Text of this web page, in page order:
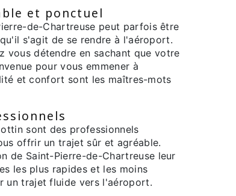
et ponctuel
de-Chartreuse peut parfois être
s'agit de se rendre à l'aéroport.
vous détendre en sachant que votre
pour vous emmener à
et confort sont les maîtres-mots
sont des professionnels
offrir un trajet sûr et agréable.
de Saint-Pierre-de-Chartreuse leur
les plus rapides et les moins
un trajet fluide vers l'aéroport.